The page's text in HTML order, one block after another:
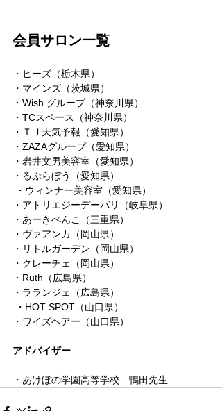
会員サロン一覧
・ヒーズ（栃木県）
・マインズ（茨城県）
・Wish グループ（神奈川県）
・TCスペース（神奈川県）
・ＴＪ天気予報（愛知県）
・ZAZAグループ（愛知県）
・岩井文男美容室（愛知県）
・るぷらぼう（愛知県）
・ウィンナー美容室（愛知県）
・アトリエジーデーパリ（岐阜県）
・あーきぺんこ（三重県）
・ヴァアンカ（岡山県）
・リトルガーデン（岡山県）
・クレーチェ（岡山県）
・Ruth（広島県）
・ラランジェ（広島県）
・HOT SPOT（山口県）
・ワイズヘアー（山口県）
アドバイザー
・あけぼの学園高等学校　鴨田先生